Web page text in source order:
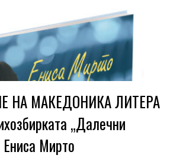
НА МАКЕДОНИКА ЛИТЕРА
„Далечни
Мирто